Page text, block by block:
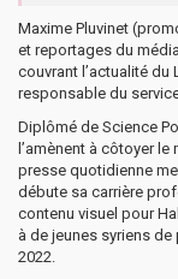
Maxime Pluvinet
et reportages du
couvrant l’actualité du
responsable du
Diplômé de Science
l’amènent à côtoyer
presse quotidienne
débute sa carrière
contenu visuel pour
à de jeunes syriens de
2022.